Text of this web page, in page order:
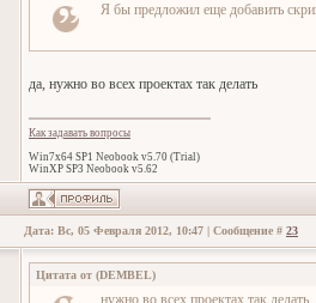
Я бы предложил еще добавить
да, нужно во всех проектах так делать
Как задавать вопросы
Win7x64 SP1 Neobook v5.70 (Trial)
WinXP SP3 Neobook v5.62
Дата: Вс, 05 Февраля 2012, 10:47 | Сообщение # 23
Цитата от (DEMBEL)
нужно во всех проектах так делать